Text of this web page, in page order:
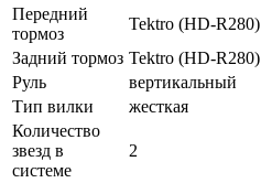
Передний
тормоз
Tektro (HD-R280)
Задний тормоз Tektro (HD-R280)
Руль
вертикальный
Тип вилки
жесткая
Количество
звезд в
системе
2